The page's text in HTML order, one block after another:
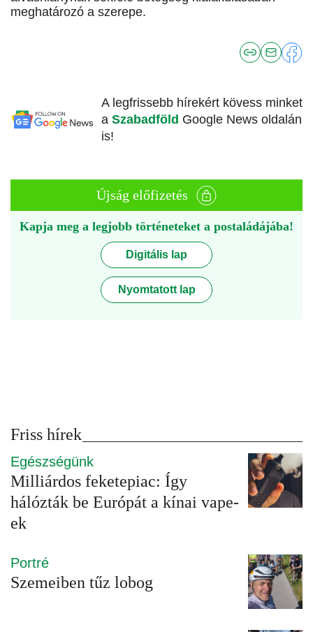
meghatározó a szerepe.
A legfrissebb hírekért kövess minket
a Szabadföld Google News oldalán
is!
Újság előfizetés
Kapja meg a legjobb történeteket a postaládájába!
Digitális lap
Nyomtatott lap
Friss hírek
Egészségünk
Milliárdos feketepiac: Így
hálózták be Európát a kínai vape-
ek
Portré
Szemeiben tűz lobog